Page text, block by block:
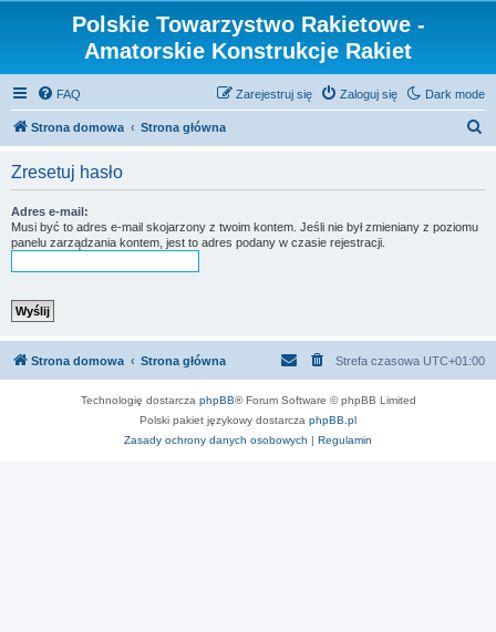
Polskie Towarzystwo Rakietowe -
Amatorskie Konstrukcje Rakiet
Dark mode
FAQ Zaloguj się
Zarejestruj się
Strona domowa Strona główna
Zresetuj hasło
Adres e-mail:
Musi być to adres e-mail skojarzony z twoim kontem. Jeśli nie był zmieniany z poziomu
panelu zarządzania kontem, jest to adres podany w czasie rejestracji.
Strona domowa Strona główna Strefa czasowa UTC+01:00
Technologię dostarcza phpBB® Forum Software © phpBB Limited
Polski pakiet językowy dostarcza phpBB.pl
Zasady ochrony danych osobowych | Regulamin